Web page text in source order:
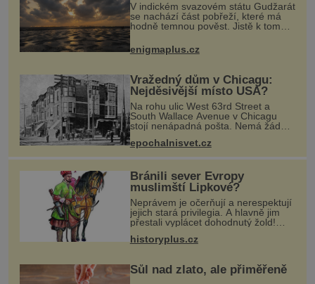
V indickém svazovém státu Gudžarát
se nachází část pobřeží, které má
hodně temnou pověst. Jistě k tomu
přispívá i černý písek této pláže.
Proč má pláž takové netypické
zbarvení? Nakolik jsou pravdivé
enigmaplus.cz
Vražedný dům v Chicagu:
Nejděsivější místo USA?
Na rohu ulic West 63rd Street a
South Wallace Avenue v Chicagu
stojí nenápadná pošta. Nemá žádný
speciální nápis ani pamětní desku. A
přesto prý místní zaměstnanci neradi
chodí do sklepa. Právě tady t
epochalnisvet.cz
Bránili sever Evropy
muslimští Lipkové?
Neprávem je očerňují a nerespektují
jejich stará privilegia. A hlavně jim
přestali vyplácet dohodnutý žold!
hlasitě protestují, jenže spravedlnosti
historyplus.cz
Sůl nad zlato, ale přiměřeně